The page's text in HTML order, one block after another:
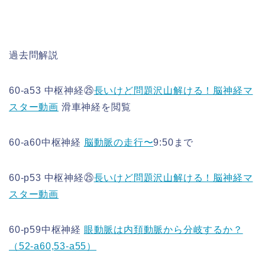
過去問解説
60-a53 中枢神経㉕長いけど問題沢山解ける！脳神経マ
スター動画 滑車神経を閲覧
60-a60中枢神経 脳動脈の走行〜9:50まで
60-p53 中枢神経㉕長いけど問題沢山解ける！脳神経マ
スター動画
60-p59中枢神経 眼動脈は内頚動脈から分岐するか？
（52-a60,53-a55）